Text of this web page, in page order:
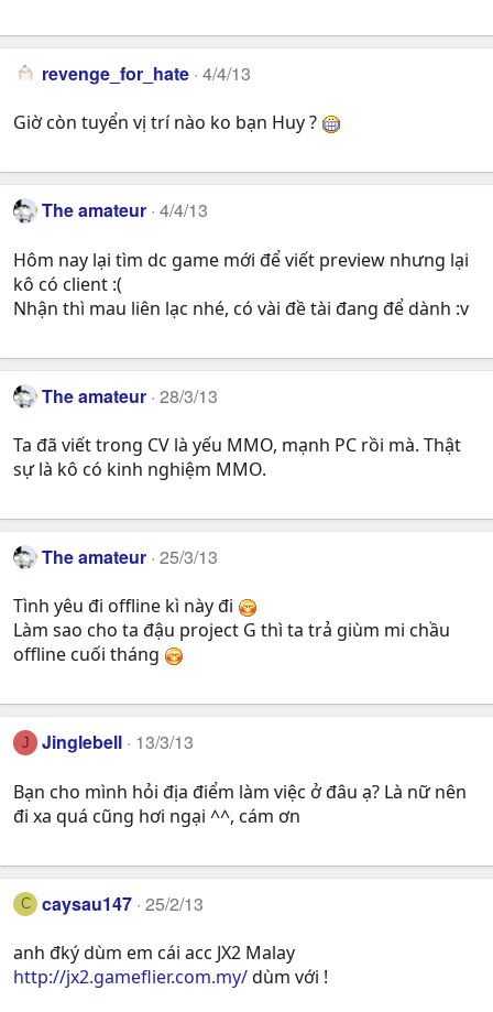
revenge_for_hate 4/4/13
Giờ còn tuyển vị trí nào ko bạn Huy ?
The amateur 4/4/13
Hôm nay lại tìm dc game mới để viết preview nhưng lại
kô có client :(
Nhận thì mau liên lạc nhé, có vài đề tài đang để dành :v
The amateur 28/3/13
Ta đã viết trong CV là yếu MMO, mạnh PC rồi mà. Thật
sự là kô có kinh nghiệm MMO.
The amateur 25/3/13
Tình yêu đi offline kì này đi
Làm sao cho ta đậu project G thì ta trả giùm mi chầu
offline cuối tháng
J Jinglebell 13/3/13
Bạn cho mình hỏi địa điểm làm việc ở đâu ạ? Là nữ nên
đi xa quá cũng hơi ngại ^^, cám ơn
C caysau147 25/2/13
anh đký dùm em cái acc JX2 Malay
http://jx2.gameflier.com.my/dùm với !